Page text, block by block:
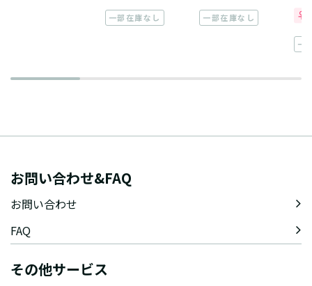
一部在庫なし 一部在庫なし
一
お問い合わせ&FAQ
お問い合わせ
FAQ
その他サービス